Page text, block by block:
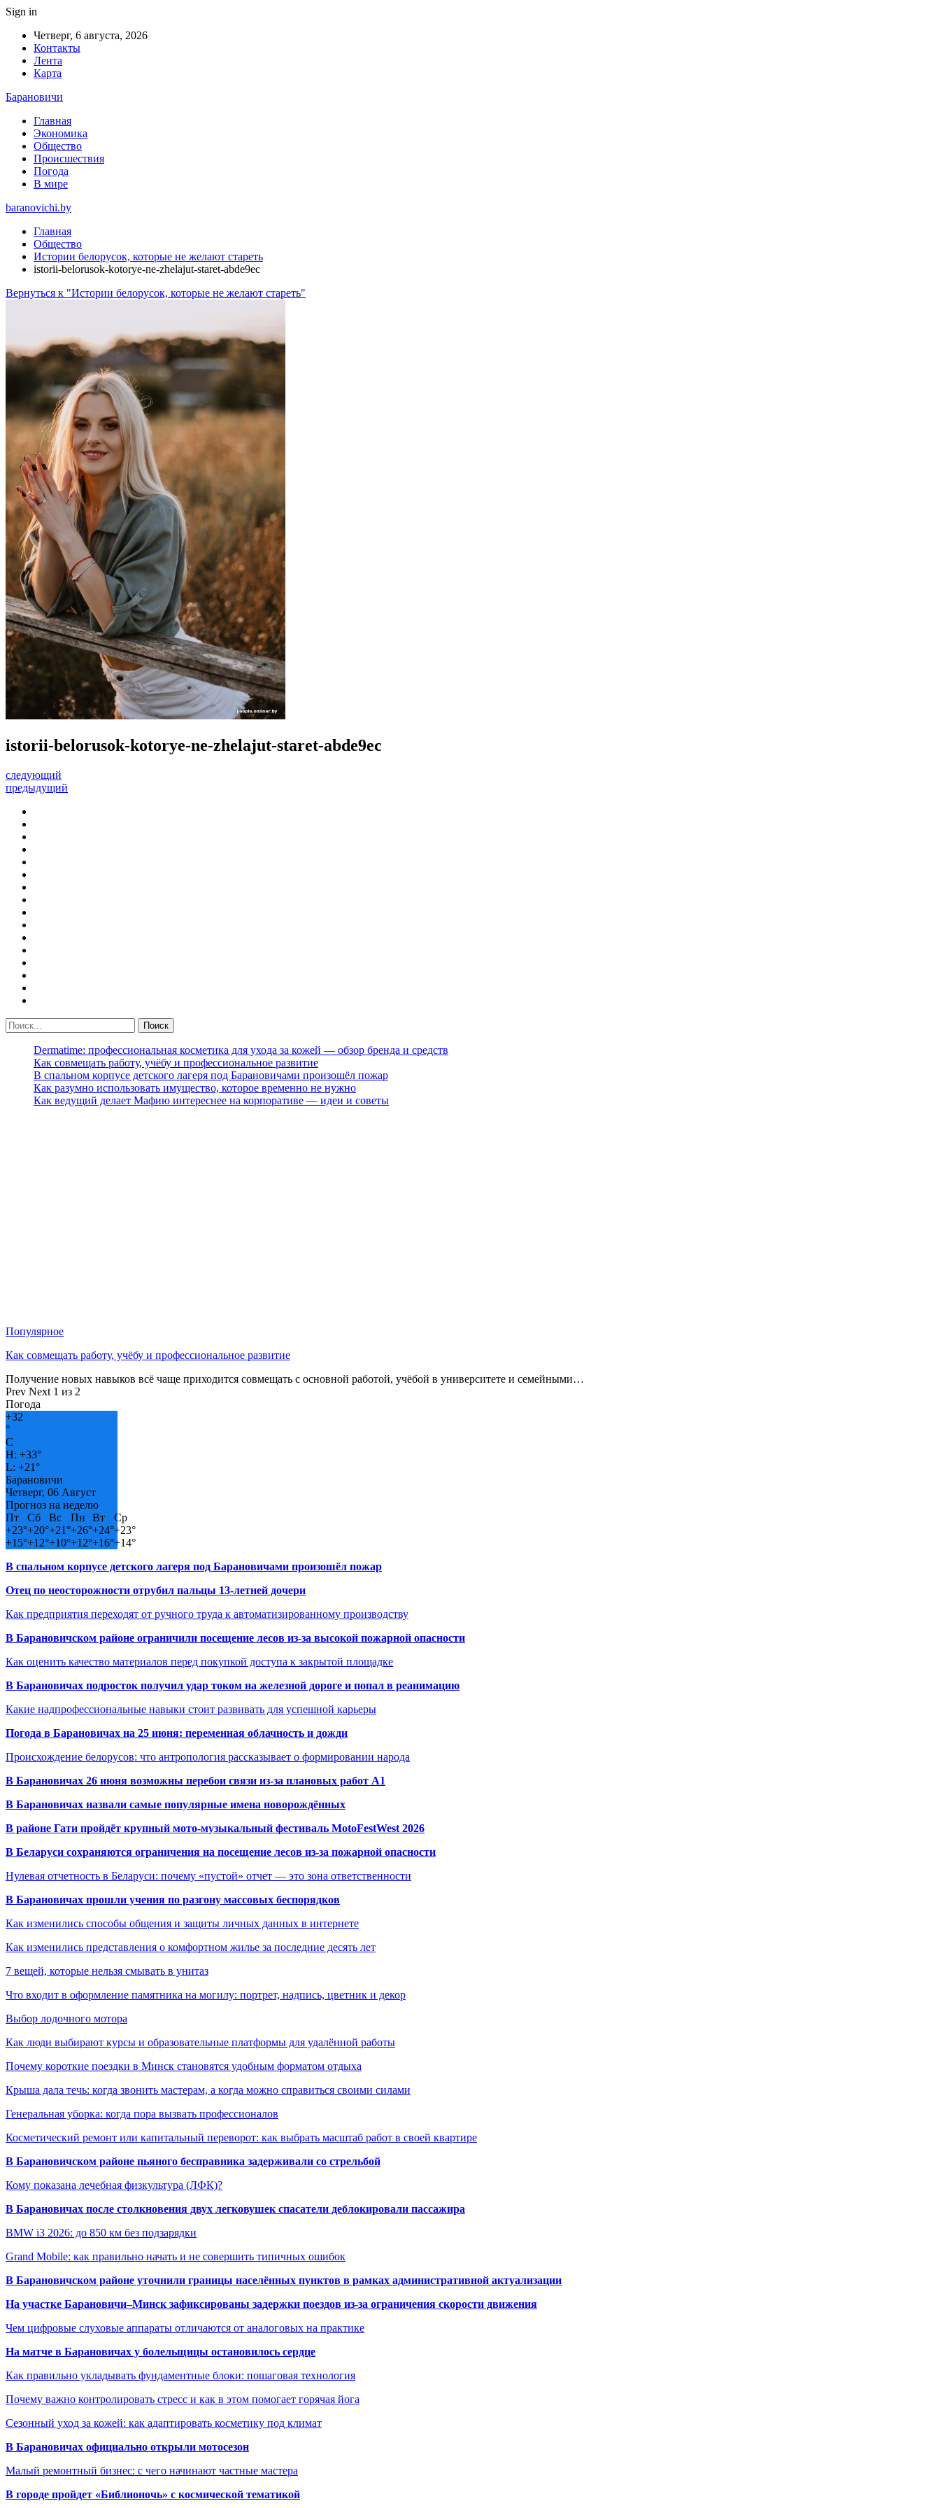
Sign in
Четверг, 6 августа, 2026
Контакты
Лента
Карта
Барановичи
Главная
Экономика
Общество
Происшествия
Погода
В мире
baranovichi.by
Главная
Общество
Истории белорусок, которые не желают стареть
istorii-belorusok-kotorye-ne-zhelajut-staret-abde9ec
Вернуться к "Истории белорусок, которые не желают стареть"
istorii-belorusok-kotorye-ne-zhelajut-staret-abde9ec
следующий
предыдущий
Dermatime: профессиональная косметика для ухода за кожей — обзор бренда и средств
Как совмещать работу, учёбу и профессиональное развитие
В спальном корпусе детского лагеря под Барановичами произошёл пожар
Как разумно использовать имущество, которое временно не нужно
Как ведущий делает Мафию интереснее на корпоративе — идеи и советы
Популярное
Как совмещать работу, учёбу и профессиональное развитие
Получение новых навыков всё чаще приходится совмещать с основной работой, учёбой в университете и семейными…
Prev Next 1 из 2
Погода
+32
°
C
H: +33°
L: +21°
Барановичи
Четверг, 06 Август
Прогноз на неделю
Пт
Сб Вс Пн Вт
Ср
+23°+20°+21°+26°+24°+23°
+15°+12°+10°+12°+16°+14°
В спальном корпусе детского лагеря под Барановичами произошёл пожар
Отец по неосторожности отрубил пальцы 13-летней дочери
Как предприятия переходят от ручного труда к автоматизированному производству
В Барановичском районе ограничили посещение лесов из-за высокой пожарной опасности
Как оценить качество материалов перед покупкой доступа к закрытой площадке
В Барановичах подросток получил удар током на железной дороге и попал в реанимацию
Какие надпрофессиональные навыки стоит развивать для успешной карьеры
Погода в Барановичах на 25 июня: переменная облачность и дожди
Происхождение белорусов: что антропология рассказывает о формировании народа
В Барановичах 26 июня возможны перебои связи из-за плановых работ A1
В Барановичах назвали самые популярные имена новорождённых
В районе Гати пройдёт крупный мото-музыкальный фестиваль MotoFestWest 2026
В Беларуси сохраняются ограничения на посещение лесов из-за пожарной опасности
Нулевая отчетность в Беларуси: почему «пустой» отчет — это зона ответственности
В Барановичах прошли учения по разгону массовых беспорядков
Как изменились способы общения и защиты личных данных в интернете
Как изменились представления о комфортном жилье за последние десять лет
7 вещей, которые нельзя смывать в унитаз
Что входит в оформление памятника на могилу: портрет, надпись, цветник и декор
Выбор лодочного мотора
Как люди выбирают курсы и образовательные платформы для удалённой работы
Почему короткие поездки в Минск становятся удобным форматом отдыха
Крыша дала течь: когда звонить мастерам, а когда можно справиться своими силами
Генеральная уборка: когда пора вызвать профессионалов
Косметический ремонт или капитальный переворот: как выбрать масштаб работ в своей квартире
В Барановичском районе пьяного бесправника задерживали со стрельбой
Кому показана лечебная физкультура (ЛФК)?
В Барановичах после столкновения двух легковушек спасатели деблокировали пассажира
BMW i3 2026: до 850 км без подзарядки
Grand Mobile: как правильно начать и не совершить типичных ошибок
В Барановичском районе уточнили границы населённых пунктов в рамках административной актуализации
На участке Барановичи–Минск зафиксированы задержки поездов из-за ограничения скорости движения
Чем цифровые слуховые аппараты отличаются от аналоговых на практике
На матче в Барановичах у болельщицы остановилось сердце
Как правильно укладывать фундаментные блоки: пошаговая технология
Почему важно контролировать стресс и как в этом помогает горячая йога
Сезонный уход за кожей: как адаптировать косметику под климат
В Барановичах официально открыли мотосезон
Малый ремонтный бизнес: с чего начинают частные мастера
В городе пройдет «Библионочь» с космической тематикой